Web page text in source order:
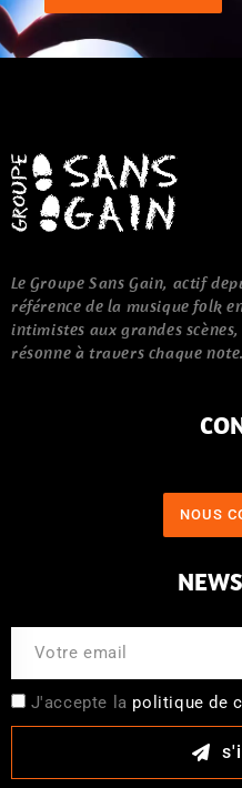
Le Groupe Sans Gain, actif
référence de la musique folk
intimistes aux grandes
résonne à travers chaque note.
NOUS
J'accepte la politique de